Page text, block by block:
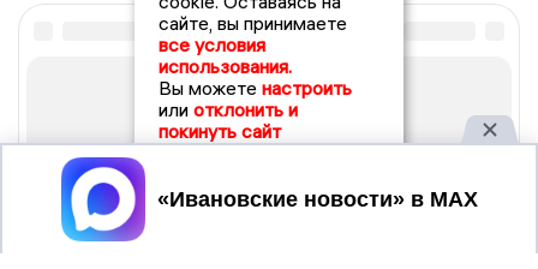
сайте, вы принимаете
все условия
использования.
Вы можете настроить
или отклонить и
покинуть сайт
Принять